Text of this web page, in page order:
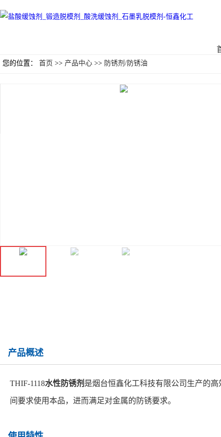
您的位置： 首页 >> 产品中心 >> 防锈剂/防锈油
产品概述
THIF-1118水性防锈剂 是烟台恒鑫化工科技有限公司生产的
间要求使用本品，进而满足对金属的防锈要求。